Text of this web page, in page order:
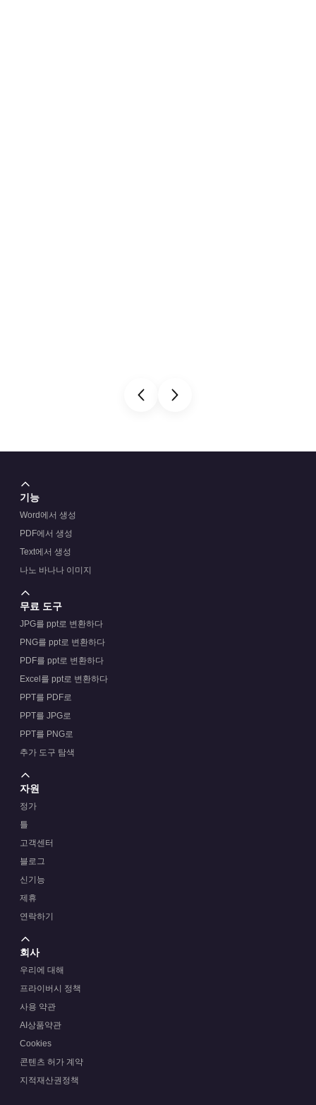
기능
Word에서 생성
PDF에서 생성
Text에서 생성
나노 바나나 이미지
무료 도구
JPG를 ppt로 변환하다
PNG를 ppt로 변환하다
PDF를 ppt로 변환하다
Excel를 ppt로 변환하다
PPT를 PDF로
PPT를 JPG로
PPT를 PNG로
추가 도구 탐색
자원
정가
틀
고객센터
블로그
신기능
제휴
연락하기
회사
우리에 대해
프라이버시 정책
사용 약관
AI상품약관
Cookies
콘텐츠 허가 계약
지적재산권정책